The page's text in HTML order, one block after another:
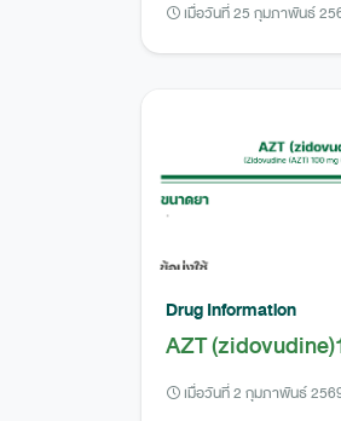
เมื่อวันที่ 25 กุมภาพันธ์
Drug Information
AZT
เมื่อวันที่ 2 กุมภาพันธ์